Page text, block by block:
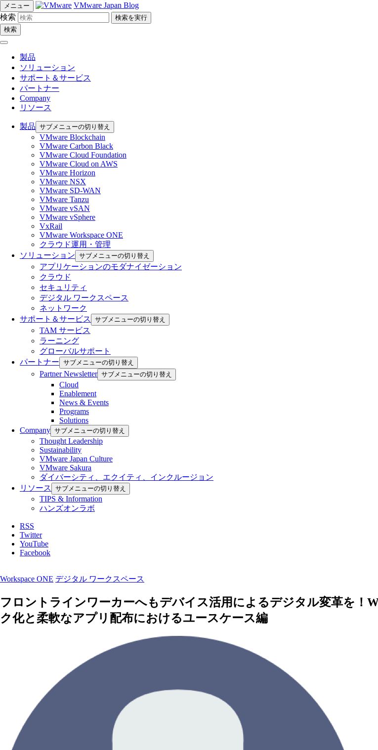
メニュー
VMware Japan Blog
検索
検索
製品
ソリューション
サポート＆サービス
パートナー
Company
リソース
製品 サブメニューの切り替え
VMware Blockchain
VMware Carbon Black
VMware Cloud Foundation
VMware Cloud on AWS
VMware Horizon
VMware NSX
VMware SD-WAN
VMware Tanzu
VMware vSAN
VMware vSphere
VxRail
VMware Workspace ONE
クラウド運用・管理
ソリューション サブメニューの切り替え
アプリケーションのモダナイゼーション
クラウド
セキュリティ
デジタル ワークスペース
ネットワーク
サポート＆サービス
サブメニューの切り替え
TAM サービス
ラーニング
グローバルサポート
パートナー サブメニューの切り替え
Partner Newsletter サブメニューの切り替え
Cloud
Enablement
News & Events
Programs
Solutions
Company サブメニューの切り替え
Thought Leadership
Sustainability
VMware Japan Culture
VMware Sakura
ダイバーシティ、エクイティ、インクルージョン
リソース
サブメニューの切り替え
TIPS & Information
ハンズオンラボ
RSS
Twitter
YouTube
Facebook
Workspace ONE デジタル ワークスペース
フロントラインワーカーへもデバイス活用によるデジタル変革を！
ク化と柔軟なアプリ配布におけるユースケース編